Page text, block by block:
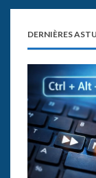
DERNIÈRES